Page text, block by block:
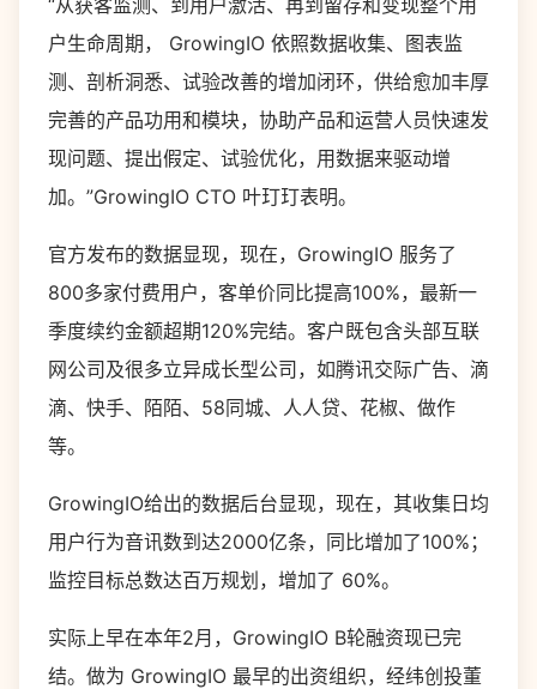
“从获客监测、到用户激活、再到留存和变现整个用
户生命周期， GrowingIO 依照数据收集、图表监
测、剖析洞悉、试验改善的增加闭环，供给愈加丰厚
完善的产品功用和模块，协助产品和运营人员快速发
现问题、提出假定、试验优化，用数据来驱动增
加。”GrowingIO CTO 叶玎玎表明。
官方发布的数据显现，现在，GrowingIO 服务了
800多家付费用户，客单价同比提高100%，最新一
季度续约金额超期120%完结。客户既包含头部互联
网公司及很多立异成长型公司，如腾讯交际广告、滴
滴、快手、陌陌、58同城、人人贷、花椒、做作
等。
GrowingIO给出的数据后台显现，现在，其收集日均
用户行为音讯数到达2000亿条，同比增加了100%；
监控目标总数达百万规划，增加了 60%。
实际上早在本年2月，GrowingIO B轮融资现已完
结。做为 GrowingIO 最早的出资组织，经纬创投董